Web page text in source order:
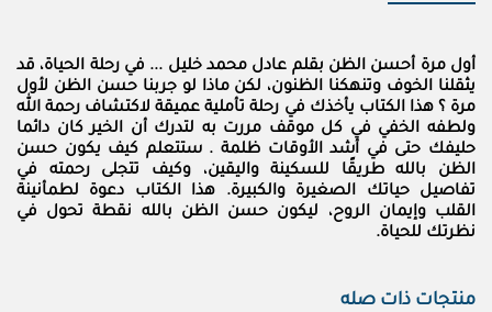
أول مرة أحسن الظن بقلم عادل محمد خليل ... في رحلة الحياة، قد
يثقلنا الخوف وتنهكنا الظنون، لكن ماذا لو جربنا حسن الظن لأول
مرة ؟ هذا الكتاب يأخذك في رحلة تأملية عميقة لاكتشاف رحمة الله
ولطفه الخفي في كل موقف مررت به لتدرك أن الخير كان دائما
حليفك حتى في أشد الأوقات ظلمة . ستتعلم كيف يكون حسن
الظن بالله طريقًا للسكينة واليقين، وكيف تتجلى رحمته في
تفاصيل حياتك الصغيرة والكبيرة. هذا الكتاب دعوة لطمأنينة
القلب وإيمان الروح، ليكون حسن الظن بالله نقطة تحول في
نظرتك للحياة.
منتجات ذات صله